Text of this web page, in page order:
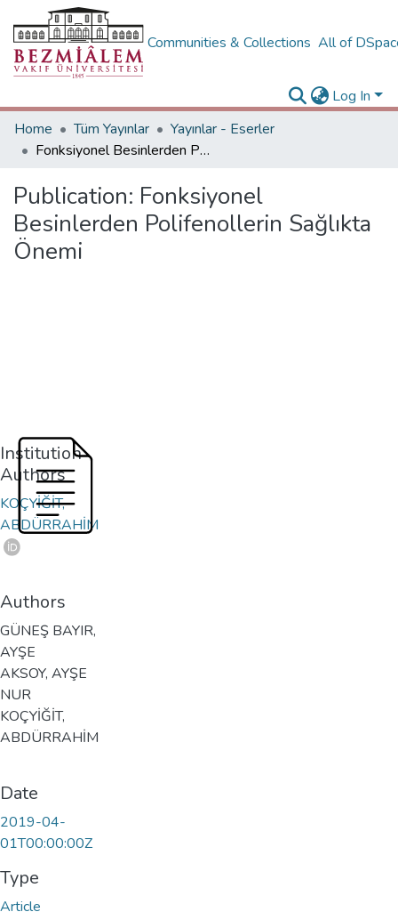
Communities & Collections All of
Log In
Home
Tüm Yayınlar
Yayınlar - Eserler
Fonksiyonel Besinlerden Polifenollerin Sağlıkta Önemi
Publication: Fonksiyonel
Besinlerden Polifenollerin Sağlıkta
Önemi
Institution
Authors
KOÇYİĞİT,
ABDÜRRAHİM
Authors
GÜNEŞ BAYIR,
AYŞE
AKSOY, AYŞE
NUR
KOÇYİĞİT,
ABDÜRRAHİM
Date
2019-04-
01T00:00:00Z
Type
Article